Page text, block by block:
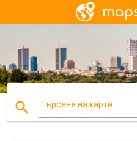
search Търсене на карти